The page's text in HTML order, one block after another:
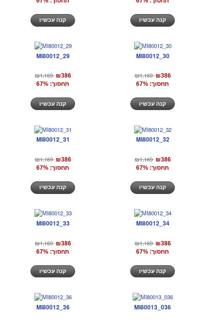
MI80012_29
₪1,169 ₪386
תחסוך: 67%
MI80012_30
₪1,169 ₪386
תחסוך: 67%
MI80012_31
₪1,169 ₪386
תחסוך: 67%
MI80012_32
₪1,169 ₪386
תחסוך: 67%
MI80012_33
₪1,169 ₪386
תחסוך: 67%
MI80012_34
₪1,169 ₪386
תחסוך: 67%
MI80012_36 MI80013_036